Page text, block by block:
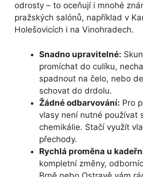
odrosty – to oceňují i mnohé
pražských salónů, například v
Holešovicích i na Vinohradech.
Snadno upravitelné:
promíchat do culíku,
spadnout na čelo, nebo
schovat do drdolu.
Žádné odbarvování: Pro
vlasy není nutné používat
chemikálie. Stačí využít
přechody.
Rychlá proměna u
kompletní změny,